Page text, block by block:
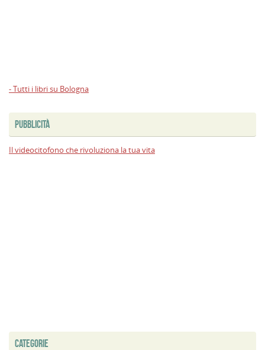
- Tutti i libri su Bologna
PUBBLICITÀ
Il videocitofono che rivoluziona la tua vita
CATEGORIE